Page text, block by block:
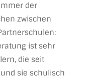
der
zwischen
ist sehr
die seit
sie schulisch